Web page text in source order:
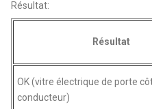
Résultat:
Résultat
OK (vitre électrique de porte
conducteur)